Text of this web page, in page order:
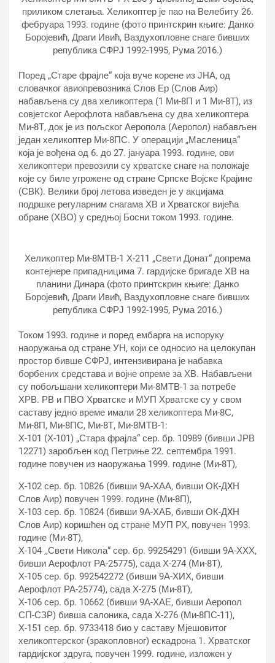
приликом слетања. Хеликоптер је пао на Велебиту 26.
фебруара 1993. године (фото принтскрин књиге: Данко
Боројевић, Драги Ивић, Ваздухопловне снаге бивших
република СФРЈ 1992-1995, Рума 2016.)
Поред „Старе фрајле“ која вуче корене из ЈНА, од
словачког авиопревозника Слов Ер (Слов Аир)
набављена су два хеликоптера (1 Ми-8П и 1 Ми-8Т), из
совјетског Аерофлота набављена су два хеликоптера
Ми-8Т, док је из пољског Аеропола (Аеропол) набављен
један хеликоптер Ми-8ПС. У операцији „Масленица“
која је вођена од 6. до 27. јануара 1993. године, ови
хеликоптери превозили су хрватске снаге на положаје
које су биле угрожене од стране Српске Војске Крајине
(СВК). Велики број летова изведен је у акцијама
подршке регуларним снагама ХВ и Хрватског вијећа
обране (ХВО) у средњој Босни током 1993. године.
Хеликоптер Ми-8МТВ-1 Х-211 „Свети Донат“ допрема
контејнере припадницима 7. гардијске бригаде ХВ на
планини Динара (фото принтскрин књиге: Данко
Боројевић, Драги Ивић, Ваздухопловне снаге бивших
република СФРЈ 1992-1995, Рума 2016.)
Током 1993. године и поред ембарга на испоруку
наоружања од стране УН, који се односио на целокупан
простор бивше СФРЈ, интензивирана је набавка
борбених средстава и војне опреме за ХВ. Набављени
су побољшани хеликоптери Ми-8МТВ-1 за потребе
ХРВ. РВ и ПВО Хрватске и МУП Хрватске су у свом
саставу једно време имали 28 хеликоптера Ми-8С,
Ми-8П, Ми-8ПС, Ми-8Т, Ми-8МТВ-1:
Х-101 (Х-101) „Стара фрајла“ сер. бр. 10989 (бивши ЈРВ
12271) заробљен код Петриње 22. септембра 1991.
године повучен из наоружања 1999. године (Ми-8Т),
Х-102 сер. бр. 10826 (бивши 9А-ХАА, бивши ОК-ДXН
Слов Аир) повучен 1999. године (Ми-8П),
Х-103 сер. бр. 10824 (бивши 9А-ХАБ, бивши ОК-ДXН
Слов Аир) коришћен од стране МУП РХ, повучен 1993.
године (Ми-8Т),
Х-104 ,,Свети Никола“ сер. бр. 99254291 (бивши 9А-ХХХ,
бивши Аерофлот РА-25775), сада Х-274 (Ми-8Т),
Х-105 сер. бр. 992542272 (бивши 9А-ХИХ, бивши
Аерофлот РА-25774), сада Х-275 (Ми-8Т),
Х-106 сер. бр. 10662 (бивши 9А-ХАЕ, бивши Аеропол
СП-СЗР) бивша салоника, сада Х-276 (Ми-8ПС-11),
Х-151 сер. бр. 9733418 био у саставу Мјешовитог
хеликоптерског (зракопловног) ескадрона 1. Хрватског
гардијског здруга, повучен 1999. године, изложен у